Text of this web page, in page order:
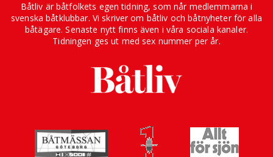
Båtliv är båtfolkets egen tidning, som når medlemmarna i
svenska båtklubbar. Vi skriver om båtliv och båtnyheter för alla
båtägare. Senaste nytt finns även i våra sociala kanaler.
Tidningen ges ut med sex nummer per år.